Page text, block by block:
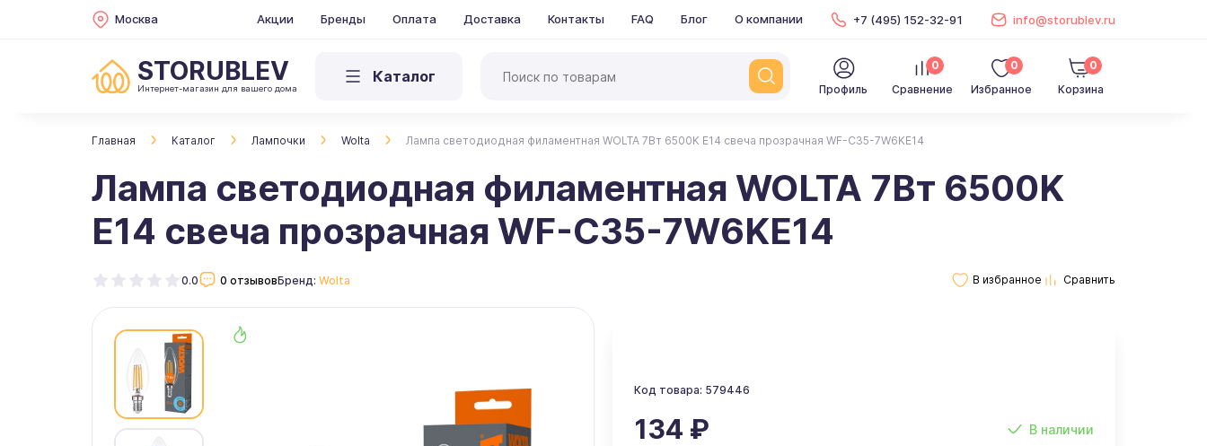
Москва Акции Бренды Оплата Доставка Контакты FAQ Блог О компании +7 (495) 152-32-91 info@storublev.ru
STORUBLEV
Интернет-магазин для вашего дома
Каталог
Профиль Сравнение
0
Избранное
0
Корзина
0
Главная Каталог Лампочки Wolta Лампа светодиодная филаментная WOLTA 7Вт 6500K Е14 свеча прозрачная WF-C35-7W6KE14
Лампа светодиодная филаментная WOLTA 7Вт 6500K
Е14 свеча прозрачная WF-C35-7W6KE14
0.0 0 отзывовБренд: Wolta
Код товара: 579446
В наличии
134 ₽